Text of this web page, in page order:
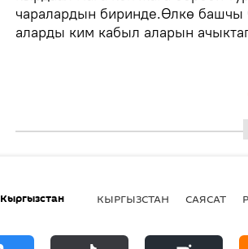
чаралардын биринде.Өлкө башчы
аларды ким кабыл аларын
Кыргызстан КЫРГЫЗСТАН САЯСАТ